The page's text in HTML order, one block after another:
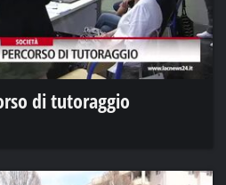
di tutoraggio